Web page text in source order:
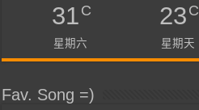
31C
星期六
23C
星期天
Fav. Song =)